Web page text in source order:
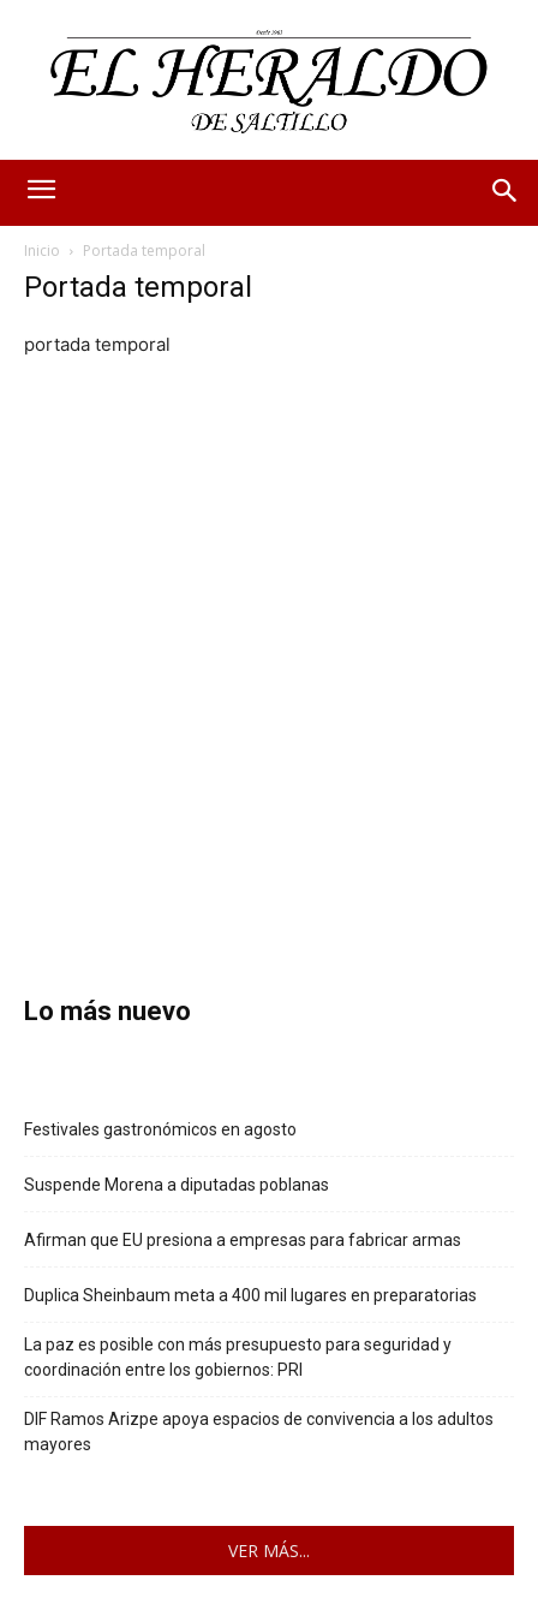
Inicio Portada temporal
Portada temporal
portada temporal
Lo más nuevo
Festivales gastronómicos en agosto
Suspende Morena a diputadas poblanas
Afirman que EU presiona a empresas para fabricar armas
Duplica Sheinbaum meta a 400 mil lugares en preparatorias
La paz es posible con más presupuesto para seguridad y
coordinación entre los gobiernos: PRI
DIF Ramos Arizpe apoya espacios de convivencia a los adultos
mayores
VER MÁS...